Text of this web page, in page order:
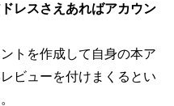
レスさえあればアカウン
トを作成して自身の本ア
ビューを付けまくるとい